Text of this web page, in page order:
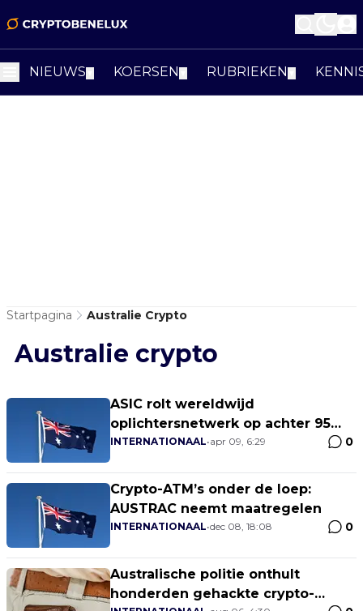
NIEUWS KOERSEN RUBRIEKEN
Startpagina Australie Crypto
Australie crypto
ASIC rolt wereldwijd
oplichtersnetwerk op achter 95
lege vennootschappen
INTERNATIONAAL•apr 09, 6:29 0
Crypto-ATM’s onder de loep:
AUSTRAC neemt maatregelen
INTERNATIONAAL•dec 08, 18:08 0
Australische politie onthult
honderden gehackte crypto-